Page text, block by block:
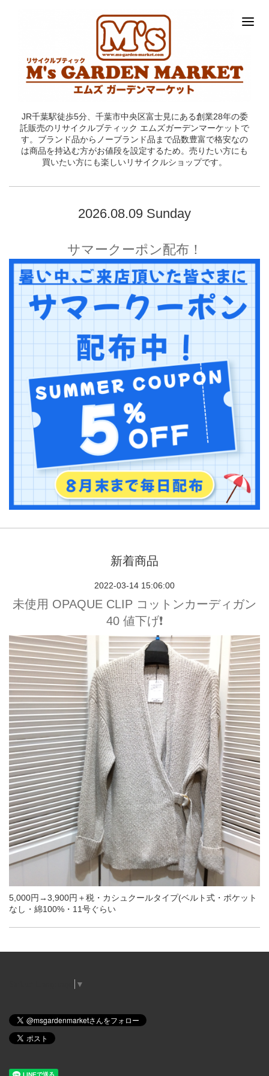
JR千葉駅徒歩5分、千葉市中央区富士見にある創業28年の委
託販売のリサイクルブティック エムズガーデンマーケットで
す。ブランド品からノーブランド品まで品数豊富で格安なの
は商品を持込む方がお値段を設定するため。売りたい方にも
買いたい方にも楽しいリサイクルショップです。
2026.08.09 Sunday
サマークーポン配布！
新着商品
2022-03-14 15:06:00
未使用 OPAQUE CLIP コットンカーディガン
40 値下げ❗️
5,000円→3,900円＋税・カシュクールタイプ(ベルト式・ポケット
なし・綿100%・11号ぐらい
▼